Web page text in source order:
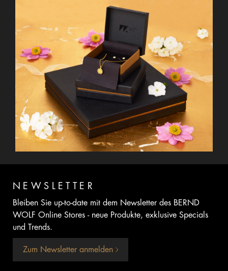
NEWSLETTER
Bleiben Sie up-to-date mit dem Newsletter des BERND
WOLF Online Stores - neue Produkte, exklusive Specials
und Trends.
Zum Newsletter anmelden